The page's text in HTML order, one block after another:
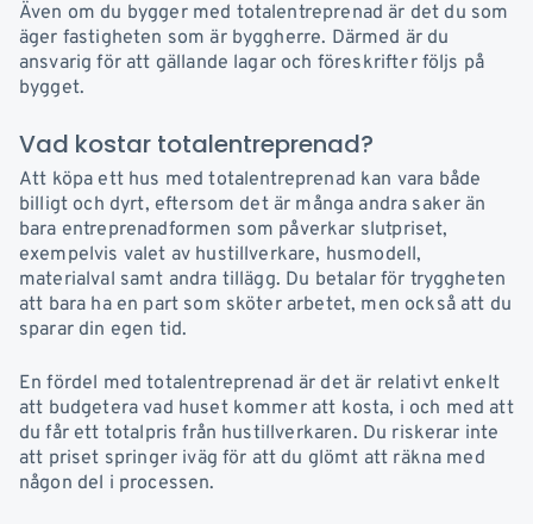
Även om du bygger med totalentreprenad är det du som
äger fastigheten som är byggherre. Därmed är du
ansvarig för att gällande lagar och föreskrifter följs på
bygget.
Vad kostar totalentreprenad?
Att köpa ett hus med totalentreprenad kan vara både
billigt och dyrt, eftersom det är många andra saker än
bara entreprenadformen som påverkar slutpriset,
exempelvis valet av hustillverkare, husmodell,
materialval samt andra tillägg. Du betalar för tryggheten
att bara ha en part som sköter arbetet, men också att du
sparar din egen tid.
En fördel med totalentreprenad är det är relativt enkelt
att budgetera vad huset kommer att kosta, i och med att
du får ett totalpris från hustillverkaren. Du riskerar inte
att priset springer iväg för att du glömt att räkna med
någon del i processen.